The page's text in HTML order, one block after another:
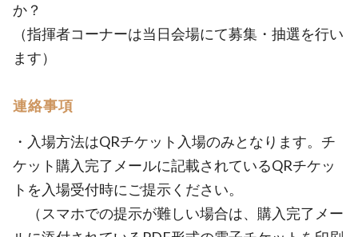
か？
（指揮者コーナーは当日会場にて募集・抽選を行い
ます）
連絡事項
・入場方法はQRチケット入場のみとなります。チ
ケット購入完了メールに記載されているQRチケッ
トを入場受付時にご提示ください。
（スマホでの提示が難しい場合は、購入完了メー